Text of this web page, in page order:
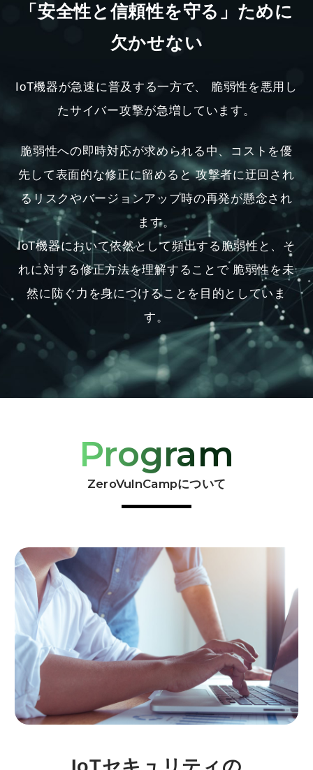
「安全性と信頼性を守る」ために
欠かせない
IoT機器が急速に普及する一方で、
脆弱性を悪用し
たサイバー攻撃が急増しています。
脆弱性への即時対応が求められる中、コストを優
先して表面的な修正に留めると攻撃者に迂回され
るリスクやバージョンアップ時の再発が懸念され
ます。
IoT機器において依然として頻出する脆弱性と、そ
れに対する修正方法を理解することで 脆弱性を未
然に防ぐ力を身につけることを目的としていま
す。
Program
ZeroVulnCampについて